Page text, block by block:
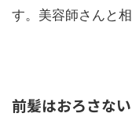
す。美容師さんと
前髪はおろさない